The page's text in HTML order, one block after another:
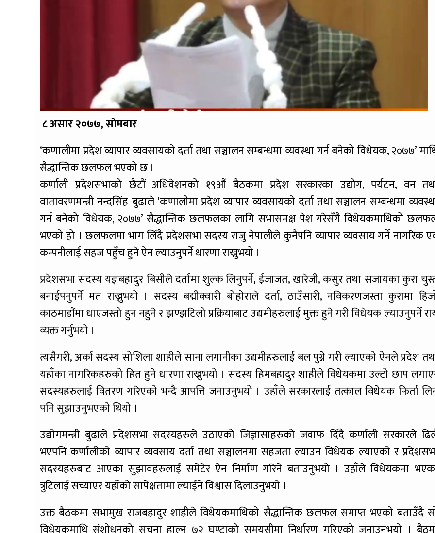
८ असार २०७७, सोमबार
‘कणालीमा प्रदेश व्यापार व्यवसायको दर्ता तथा सञ्चालन सम्बन्धमा व्यवस्था गर्न बनेको विधेयक, २०७७’
सैद्धान्तिक छलफल भएको छ ।
कर्णाली प्रदेशसभाको छैटौं अधिवेशनको १९औं बैठकमा प्रदेश सरकारका उद्योग, पर्यटन, वन
वातावरणमन्त्री नन्दसिंह बुढाले ‘कणालीमा प्रदेश व्यापार व्यवसायको दर्ता तथा सञ्चालन सम्बन्धमा
गर्न बनेको विधेयक, २०७७’ सैद्धान्तिक छलफलका लागि सभासमक्ष पेश गरेसँगै विधेयकमाथिको
भएको हो । छलफलमा भाग लिँदै प्रदेशसभा सदस्य राजु नेपालीले कुनैपनि व्यापार व्यवसाय गर्ने नागरिक
कम्पनीलाई सहज पहुँच हुने ऐन ल्याउनुपर्ने धारणा राख्नुभयो ।
प्रदेशसभा सदस्य यज्ञबहादुर बिसीले दर्तामा शुल्क लिनुपर्ने, ईजाजत, खारेजी, कसुर तथा सजायका कुरा
बनाईपनुपर्ने मत राख्नुभयो । सदस्य बद्मीक्वारी बोहोराले दर्ता, ठाउँसारी, नविकरणजस्ता कुरामा
काठमाडौंमा धाएजस्तो हुन नहुने र झण्झटिलो प्रक्रियाबाट उद्यमीहरुलाई मुक्त हुने गरी विधेयक ल्याउनुपर्ने
व्यक्त गर्नुभयो ।
त्यसैगरी, अर्का सदस्य सोशिला शाहीले साना लगानीका उद्यमीहरुलाई बल पुग्ने गरी ल्याएको ऐनले प्रदेश
यहाँका नागरिकहरुको हित हुने धारणा राख्नुभयो । सदस्य हिमबहादुर शाहीले विधेयकमा उल्टो छाप
सदस्यहरुलाई वितरण गरिएको भन्दै आपत्ति जनाउनुभयो । उहाँले सरकारलाई तत्काल विधेयक फिर्ता
पनि सुझाउनुभएको थियो ।
उद्योगमन्त्री बुढाले प्रदेशसभा सदस्यहरुले उठाएको जिज्ञासाहरुको जवाफ दिँदै कर्णाली सरकारले
भएपनि कर्णालीको व्यापार व्यवसाय दर्ता तथा सञ्चालनमा सहजता ल्याउन विधेयक ल्याएको र
सदस्यहरुबाट आएका सुझावहरुलाई समेटेर ऐन निर्माण गरिने बताउनुभयो । उहाँले विधेयकमा
त्रुटिलाई सच्याएर यहाँको सापेक्षतामा ल्याईने विश्वास दिलाउनुभयो ।
उक्त बैठकमा सभामुख राजबहादुर शाहीले विधेयकमाथिको सैद्धान्तिक छलफल समाप्त भएको बताउँदै